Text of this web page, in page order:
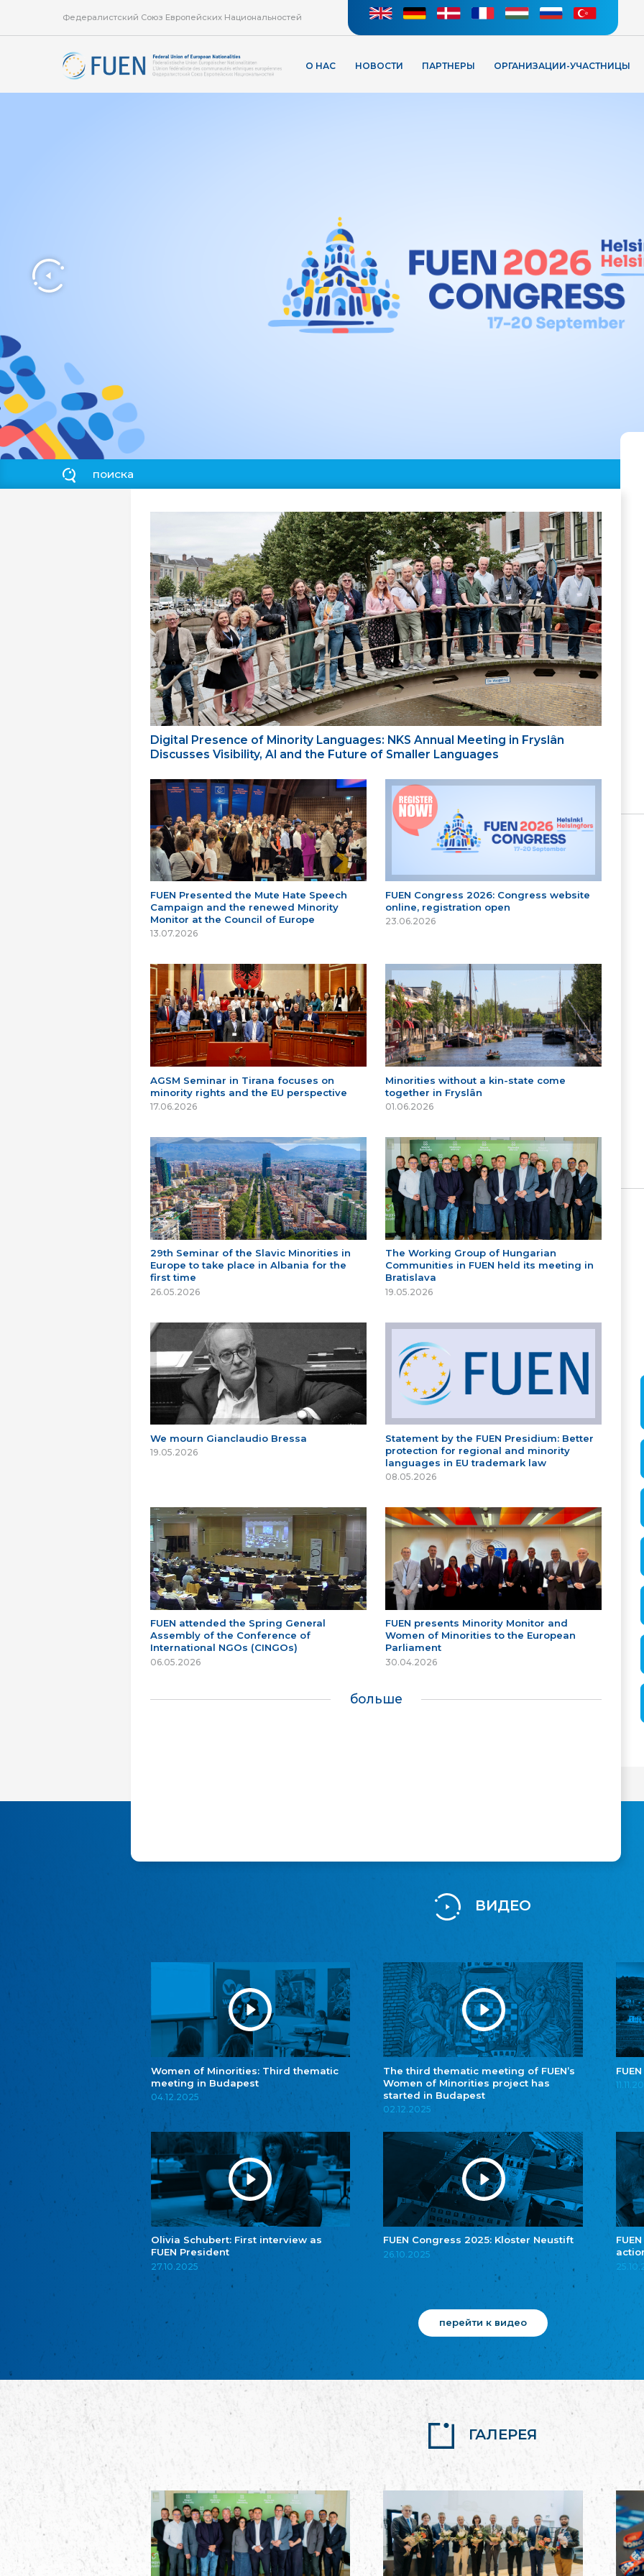
Федералистский Союз Европейских Национальностей
О НАС НОВОСТИ ПАРТНЕРЫ ОРГАНИЗАЦИИ-УЧАСТНИЦЫ
Digital Presence of Minority Languages: NKS Annual Meeting in Fryslân
Discusses Visibility, AI and the Future of Smaller Languages
FUEN Presented the Mute Hate Speech
Campaign and the renewed Minority
Monitor at the Council of Europe
13.07.2026
FUEN Congress 2026: Congress website
online, registration open
23.06.2026
AGSM Seminar in Tirana focuses on
minority rights and the EU perspective
17.06.2026
Minorities without a kin-state come
together in Fryslân
01.06.2026
29th Seminar of the Slavic Minorities in
Europe to take place in Albania for the
first time
26.05.2026
The Working Group of Hungarian
Communities in FUEN held its meeting in
Bratislava
19.05.2026
We mourn Gianclaudio Bressa
19.05.2026
Statement by the FUEN Presidium: Better
protection for regional and minority
languages in EU trademark law
08.05.2026
FUEN attended the Spring General
Assembly of the Conference of
International NGOs (CINGOs)
06.05.2026
FUEN presents Minority Monitor and
Women of Minorities to the European
Parliament
30.04.2026
больше
ВИДЕО
Women of Minorities: Third thematic
meeting in Budapest
04.12.2025
The third thematic meeting of FUEN’s
Women of Minorities project has
started in Budapest
02.12.2025
Olivia Schubert: First interview as
FUEN President
27.10.2025
FUEN Congress 2025: Kloster Neustift
26.10.2025
перейти к видео
ГАЛЕРЕЯ